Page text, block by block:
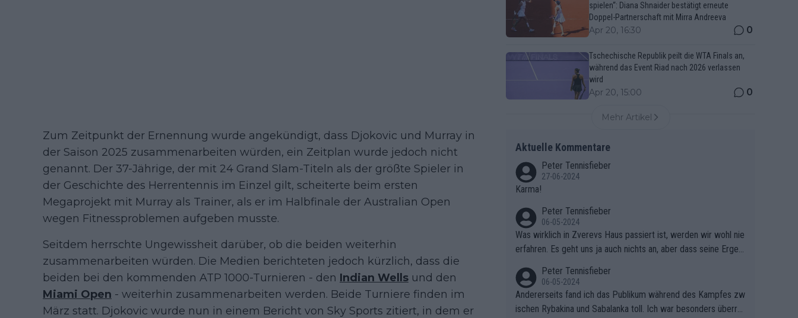
Zum Zeitpunkt der Ernennung wurde angekündigt, dass Djokovic und Murray in
der Saison 2025 zusammenarbeiten würden, ein Zeitplan wurde jedoch nicht
genannt. Der 37-Jährige, der mit 24 Grand Slam-Titeln als der größte Spieler in
der Geschichte des Herrentennis im Einzel gilt, scheiterte beim ersten
Megaprojekt mit Murray als Trainer, als er im Halbfinale der Australian Open
wegen Fitnessproblemen aufgeben musste.
Seitdem herrschte Ungewissheit darüber, ob die beiden weiterhin
zusammenarbeiten würden. Die Medien berichteten jedoch kürzlich, dass die
beiden bei den kommenden ATP 1000-Turnieren - den Indian Wells und den
Miami Open - weiterhin zusammenarbeiten werden. Beide Turniere finden im
März statt. Djokovic wurde nun in einem Bericht von Sky Sports zitiert, in dem er
spielen“: Diana Shnaider bestätigt erneute
Doppel-Partnerschaft mit Mirra Andreeva
Apr 20, 16:30 0
Tschechische Republik peilt die WTA Finals an,
während das Event Riad nach 2026 verlassen
wird
Apr 20, 15:00 0
Mehr Artikel
Aktuelle Kommentare
Peter Tennisfieber
27-06-2024
Karma!
Peter Tennisfieber
06-05-2024
Was wirklich in Zverevs Haus passiert ist, werden wir wohl nie
erfahren. Es geht uns ja auch nichts an, aber dass seine Ergeb
Peter Tennisfieber
06-05-2024
Andererseits fand ich das Publikum während des Kampfes zw
ischen Rybakina und Sabalanka toll. Ich war besonders überras